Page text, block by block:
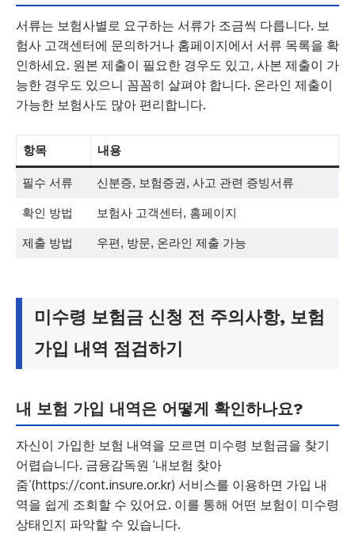
서류는 보험사별로 요구하는 서류가 조금씩 다릅니다. 보
험사 고객센터에 문의하거나 홈페이지에서 서류 목록을 확
인하세요. 원본 제출이 필요한 경우도 있고, 사본 제출이 가
능한 경우도 있으니 꼼꼼히 살펴야 합니다. 온라인 제출이
가능한 보험사도 많아 편리합니다.
항목 내용
필수 서류 신분증, 보험증권, 사고 관련 증빙서류
확인 방법 보험사 고객센터, 홈페이지
제출 방법 우편, 방문, 온라인 제출 가능
미수령 보험금 신청 전 주의사항, 보험
가입 내역 점검하기
내 보험 가입 내역은 어떻게 확인하나요?
자신이 가입한 보험 내역을 모르면 미수령 보험금을 찾기
어렵습니다. 금융감독원 ‘내보험 찾아
줌’(https://cont.insure.or.kr) 서비스를 이용하면 가입 내
역을 쉽게 조회할 수 있어요. 이를 통해 어떤 보험이 미수령
상태인지 파악할 수 있습니다.